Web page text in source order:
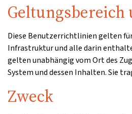
Diese Benutzerrichtlinien gelten
Infrastruktur und alle darin
gelten unabhängig vom Ort des
System und dessen Inhalten. Sie
Zweck